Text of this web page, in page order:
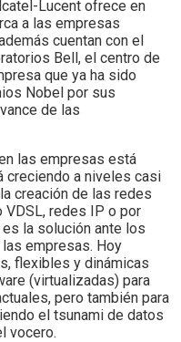
Lucent ofrece en
a las empresas
cuentan con el
Bell, el centro de
que ya ha sido
Nobel por sus
de las
las empresas está
creciendo a niveles casi
creación de las redes
VDSL, redes IP o por
la solución ante los
empresas. Hoy
flexibles y dinámicas
(virtualizadas) para
pero también para
el tsunami de datos
vocero.